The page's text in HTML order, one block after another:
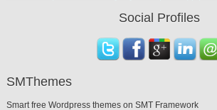
Social Profiles
SMThemes
Smart free Wordpress themes on SMT Framework